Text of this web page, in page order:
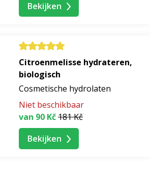
Bekijken
Citroenmelisse hydrateren,
biologisch
Cosmetische hydrolaten
Niet beschikbaar
van 90 Kč181 Kč
Bekijken